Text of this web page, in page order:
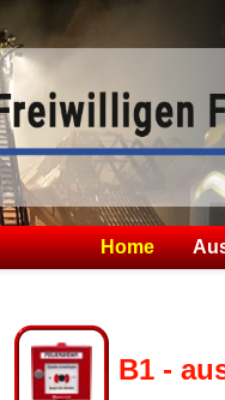
Home
B1 -